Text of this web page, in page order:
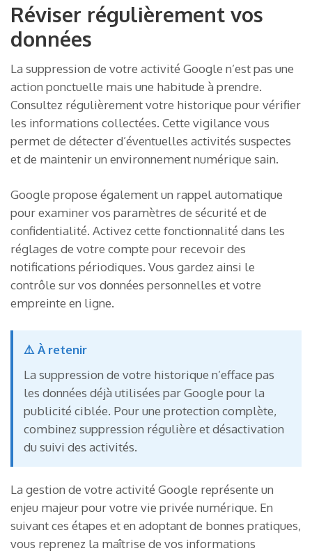
Réviser régulièrement vos
données
La suppression de votre activité Google n’est pas une
action ponctuelle mais une habitude à prendre.
Consultez régulièrement votre historique pour vérifier
les informations collectées. Cette vigilance vous
permet de détecter d’éventuelles activités suspectes
et de maintenir un environnement numérique sain.
Google propose également un rappel automatique
pour examiner vos paramètres de sécurité et de
confidentialité. Activez cette fonctionnalité dans les
réglages de votre compte pour recevoir des
notifications périodiques. Vous gardez ainsi le
contrôle sur vos données personnelles et votre
empreinte en ligne.
⚠️ À retenir
La suppression de votre historique n’efface pas
les données déjà utilisées par Google pour la
publicité ciblée. Pour une protection complète,
combinez suppression régulière et désactivation
du suivi des activités.
La gestion de votre activité Google représente un
enjeu majeur pour votre vie privée numérique. En
suivant ces étapes et en adoptant de bonnes pratiques,
vous reprenez la maîtrise de vos informations